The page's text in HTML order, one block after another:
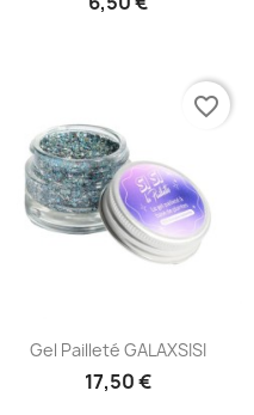
Gel Pailleté GALAXSISI
17,50 €
favorite_border